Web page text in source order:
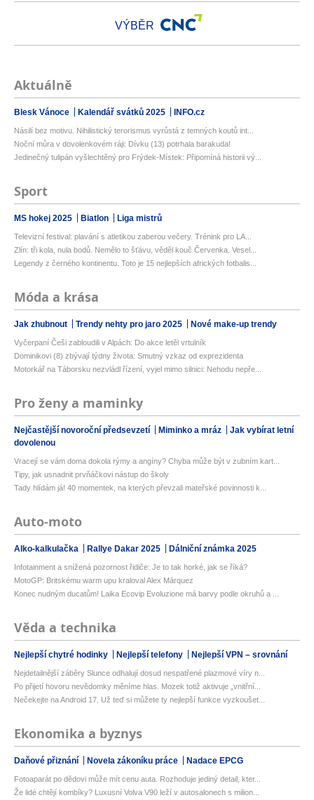
VÝBĚR
Aktuálně
Blesk Vánoce Kalendář svátků 2025 INFO.cz
Násilí bez motivu. Nihilistický terorismus vyrůstá z temných koutů int...
Noční můra v dovolenkovém ráji: Dívku (13) potrhala barakuda!
Jedinečný tulipán vyšlechtěný pro Frýdek-Místek: Připomíná historii vý...
Sport
MS hokej 2025 Biatlon Liga mistrů
Televizní festival: plavání s atletikou zaberou večery. Trénink pro LA...
Zlín: tři kola, nula bodů. Nemělo to šťávu, věděl kouč Červenka. Vesel...
Legendy z černého kontinentu. Toto je 15 nejlepších afrických fotbalis...
Móda a krása
Jak zhubnout Trendy nehty pro jaro 2025 Nové make-up trendy
Vyčerpaní Češi zabloudili v Alpách: Do akce letěl vrtulník
Dominikovi (8) zbývají týdny života: Smutný vzkaz od exprezidenta
Motorkář na Táborsku nezvládl řízení, vyjel mimo silnici: Nehodu nepře...
Pro ženy a maminky
Nejčastější novoroční předsevzetí Miminko a mráz
Jak vybírat letní
dovolenou
Vracejí se vám doma dokola rýmy a angíny? Chyba může být v zubním kart...
Tipy, jak usnadnit prvňáčkovi nástup do školy
Tady hlídám já! 40 momentek, na kterých převzali mateřské povinnosti k...
Auto-moto
Alko-kalkulačka Rallye Dakar 2025 Dálniční známka 2025
Infotainment a snížená pozornost řidiče: Je to tak horké, jak se říká?
MotoGP: Britskému warm upu kraloval Alex Márquez
Konec nudným ducatům! Laika Ecovip Evoluzione má barvy podle okruhů a ...
Věda a technika
Nejlepší chytré hodinky Nejlepší telefony Nejlepší VPN – srovnání
Nejdetailnější záběry Slunce odhalují dosud nespatřené plazmové víry n...
Po přijetí hovoru nevědomky měníme hlas. Mozek totiž aktivuje „vnitřní...
Nečekejte na Android 17. Už teď si můžete ty nejlepší funkce vyzkoušet...
Ekonomika a byznys
Daňové přiznání Novela zákoníku práce Nadace EPCG
Fotoaparát po dědovi může mít cenu auta. Rozhoduje jediný detail, kter...
Že lidé chtějí kombíky? Luxusní Volva V90 leží v autosalonech s milion...